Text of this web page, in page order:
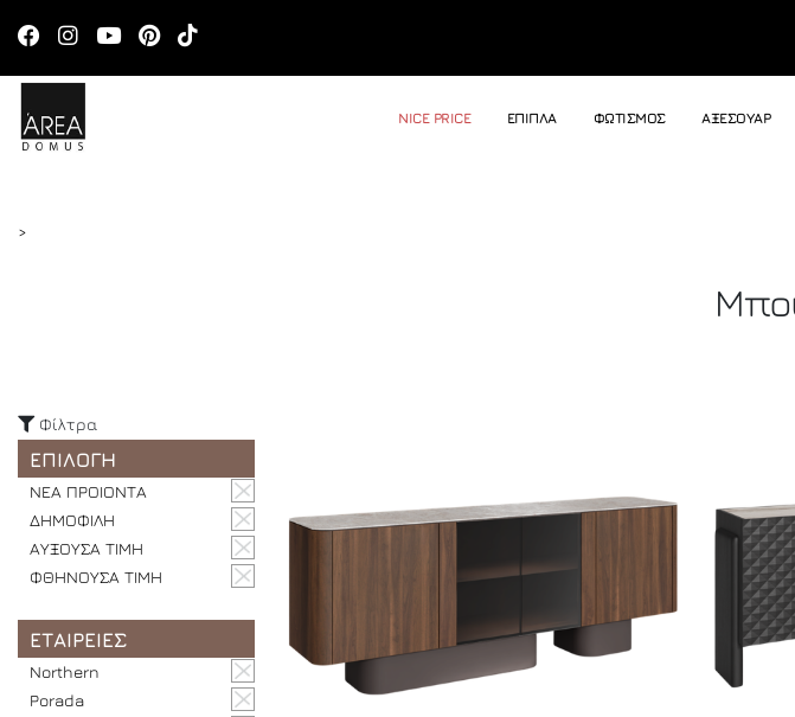
NICE PRICE ΕΠΙΠΛΑ ΦΩΤΙΣΜΟΣ ΑΞΕΣΟΥΑΡ
>
Φίλτρα
ΕΠΙΛΟΓΗ
ΝΕΑ ΠΡΟΙΟΝΤΑ
ΔΗΜΟΦΙΛΗ
ΑΥΞΟΥΣΑ ΤΙΜΗ
ΦΘΗΝΟΥΣΑ ΤΙΜΗ
ΕΤΑΙΡΕΙΕΣ
Northern
Porada